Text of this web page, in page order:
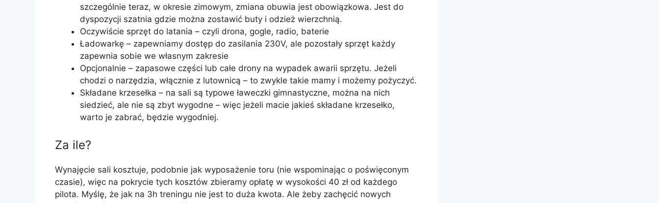
szczególnie teraz, w okresie zimowym, zmiana obuwia jest obowiązkowa. Jest do
dyspozycji szatnia gdzie można zostawić buty i odzież wierzchnią.
Oczywiście sprzęt do latania – czyli drona, gogle, radio, baterie
Ładowarkę – zapewniamy dostęp do zasilania 230V, ale pozostały sprzęt każdy
zapewnia sobie we własnym zakresie
Opcjonalnie – zapasowe części lub całe drony na wypadek awarii sprzętu. Jeżeli
chodzi o narzędzia, włącznie z lutownicą – to zwykle takie mamy i możemy pożyczyć.
Składane krzesełka – na sali są typowe ławeczki gimnastyczne, można na nich
siedzieć, ale nie są zbyt wygodne – więc jeżeli macie jakieś składane krzesełko,
warto je zabrać, będzie wygodniej.
Za ile?
Wynajęcie sali kosztuje, podobnie jak wyposażenie toru (nie wspominając o poświęconym
czasie), więc na pokrycie tych kosztów zbieramy opłatę w wysokości 40 zł od każdego
pilota. Myślę, że jak na 3h treningu nie jest to duża kwota. Ale żeby zachęcić nowych